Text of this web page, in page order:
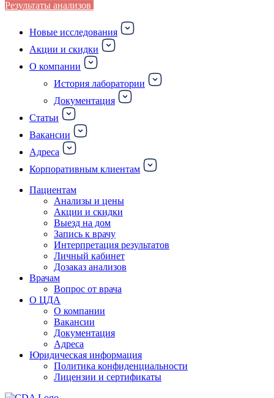
Результаты анализов
Новые исследования
Акции и скидки
О компании
История лаборатории
Документация
Статьи
Вакансии
Адреса
Корпоративным клиентам
Пациентам
Анализы и цены
Акции и скидки
Выезд на дом
Запись к врачу
Интерпретация результатов
Личный кабинет
Дозаказ анализов
Врачам
Вопрос от врача
О ЦДА
О компании
Вакансии
Документация
Адреса
Юридическая информация
Политика конфиденциальности
Лицензии и сертификаты